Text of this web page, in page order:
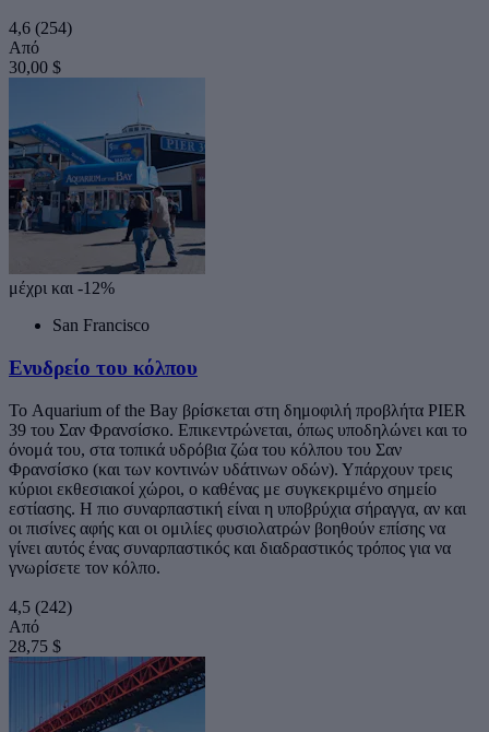
4,6 (254)
Από
30,00 $
μέχρι και -12%
San Francisco
Ενυδρείο του κόλπου
Το Aquarium of the Bay βρίσκεται στη δημοφιλή προβλήτα PIER
39 του Σαν Φρανσίσκο. Επικεντρώνεται, όπως υποδηλώνει και το
όνομά του, στα τοπικά υδρόβια ζώα του κόλπου του Σαν
Φρανσίσκο (και των κοντινών υδάτινων οδών). Υπάρχουν τρεις
κύριοι εκθεσιακοί χώροι, ο καθένας με συγκεκριμένο σημείο
εστίασης. Η πιο συναρπαστική είναι η υποβρύχια σήραγγα, αν και
οι πισίνες αφής και οι ομιλίες φυσιολατρών βοηθούν επίσης να
γίνει αυτός ένας συναρπαστικός και διαδραστικός τρόπος για να
γνωρίσετε τον κόλπο.
4,5 (242)
Από
28,75 $